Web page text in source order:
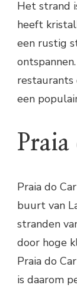
Het strand
heeft
een rustig
een
Praia do
buurt van
stranden
door hoge
Praia do
is daarom